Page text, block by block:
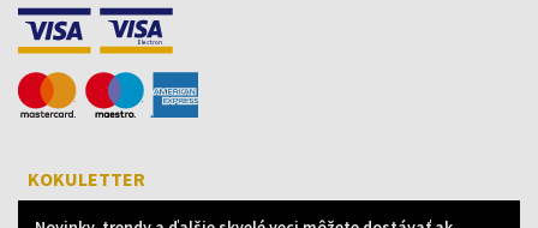
KOKULETTER